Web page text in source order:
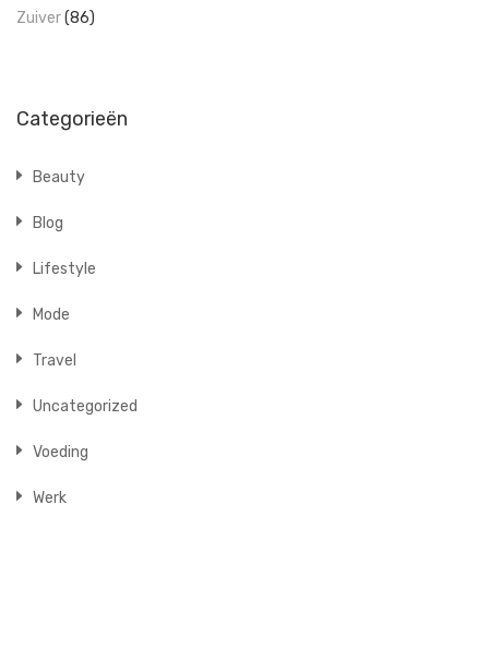
Zuiver(86)
Categorieën
Beauty
Blog
Lifestyle
Mode
Travel
Uncategorized
Voeding
Werk